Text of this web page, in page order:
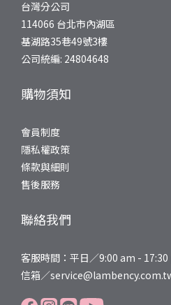
台灣分公司
114066 台北市內湖區
基湖路35巷49號3樓
公司統編: 24804648
購物須知
會員制度
隱私權政策
條款與細則
售後服務
聯絡我們
客服時間：平日／9:00 am -
信箱／